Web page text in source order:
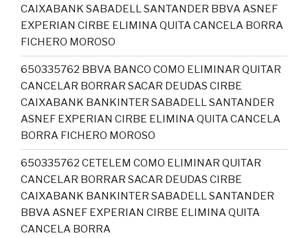
CAIXABANK SABADELL SANTANDER BBVA ASNEF
EXPERIAN CIRBE ELIMINA QUITA CANCELA BORRA
FICHERO MOROSO
650335762 BBVA BANCO COMO ELIMINAR QUITAR
CANCELAR BORRAR SACAR DEUDAS CIRBE
CAIXABANK BANKINTER SABADELL SANTANDER
ASNEF EXPERIAN CIRBE ELIMINA QUITA CANCELA
BORRA FICHERO MOROSO
650335762 CETELEM COMO ELIMINAR QUITAR
CANCELAR BORRAR SACAR DEUDAS CIRBE
CAIXABANK BANKINTER SABADELL SANTANDER
BBVA ASNEF EXPERIAN CIRBE ELIMINA QUITA
CANCELA BORRA